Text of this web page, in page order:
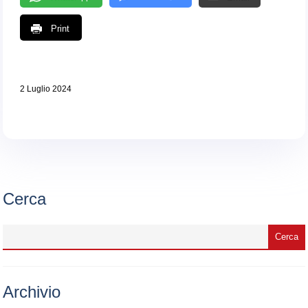
Print
2 Luglio 2024
Cerca
Archivio